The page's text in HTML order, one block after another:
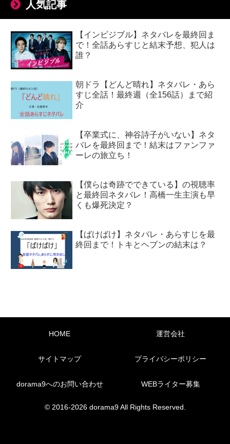
人気記事
【インビジブル】ネタバレを最終回ま
で！全話あらすじと結末予想、犯人は
誰？
朝ドラ【どんど晴れ】ネタバレ・あら
すじ全話！最終週（全156話）まで紹
介
【卒業式に、神谷詩子がいない】ネタ
バレを最終回まで！結末はファンファ
ーレの旅立ち！
【僕らは奇跡でできている】の視聴率
と最終回ネタバレ！高橋一生主演も早
くも爆死決定？
【ばけばけ】ネタバレ・あらすじを最
終回まで！トキとヘブンの結末は？
HOME 運営会社
サイトマップ プライバシーポリシー
dorama9へのお問い合わせ WEBライター募集
© 2016-2026 dorama9 All Rights Reserved.